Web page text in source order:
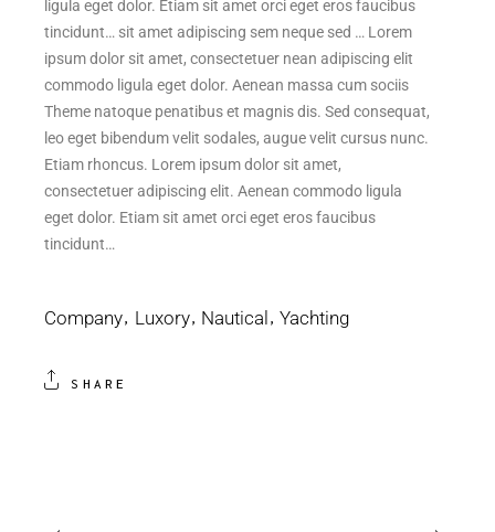
ligula eget dolor. Etiam sit amet orci eget eros faucibus
tincidunt… sit amet adipiscing sem neque sed … Lorem
ipsum dolor sit amet, consectetuer nean adipiscing elit
commodo ligula eget dolor. Aenean massa cum sociis
Theme natoque penatibus et magnis dis. Sed consequat,
leo eget bibendum velit sodales, augue velit cursus nunc.
Etiam rhoncus. Lorem ipsum dolor sit amet,
consectetuer adipiscing elit. Aenean commodo ligula
eget dolor. Etiam sit amet orci eget eros faucibus
tincidunt…
Company Luxory Nautical Yachting
SHARE